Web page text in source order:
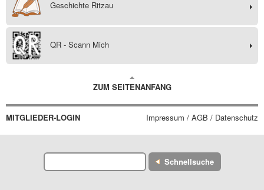
Geschichte Ritzau
QR - Scann Mich
ZUM SEITENANFANG
MITGLIEDER-LOGIN Impressum / AGB / Datenschutz
Schnellsuche